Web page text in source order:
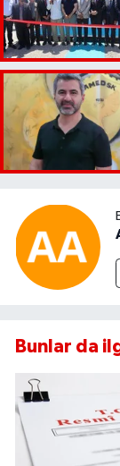
Bunlar da